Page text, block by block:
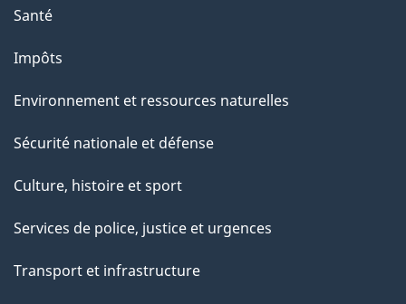
Santé
Impôts
Environnement et ressources naturelles
Sécurité nationale et défense
Culture, histoire et sport
Services de police, justice et urgences
Transport et infrastructure